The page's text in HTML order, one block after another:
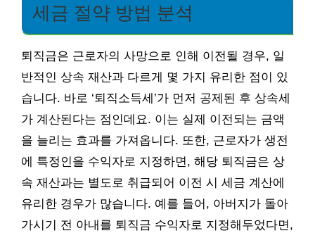
세금 절약 방법 분석
퇴직금은 근로자의 사망으로 인해 이전될 경우, 일
반적인 상속 재산과 다르게 몇 가지 유리한 점이 있
습니다. 바로 ‘퇴직소득세’가 먼저 공제된 후 상속세
가 계산된다는 점인데요. 이는 실제 이전되는 금액
을 늘리는 효과를 가져옵니다. 또한, 근로자가 생전
에 특정인을 수익자로 지정하면, 해당 퇴직금은 상
속 재산과는 별도로 취급되어 이전 시 세금 계산에
유리한 경우가 많습니다. 예를 들어, 아버지가 돌아
가시기 전 아내를 퇴직금 수익자로 지정해두었다면,